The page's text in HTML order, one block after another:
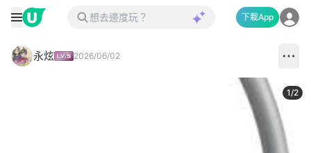
下載App
永炫 2026/06/02
1/2